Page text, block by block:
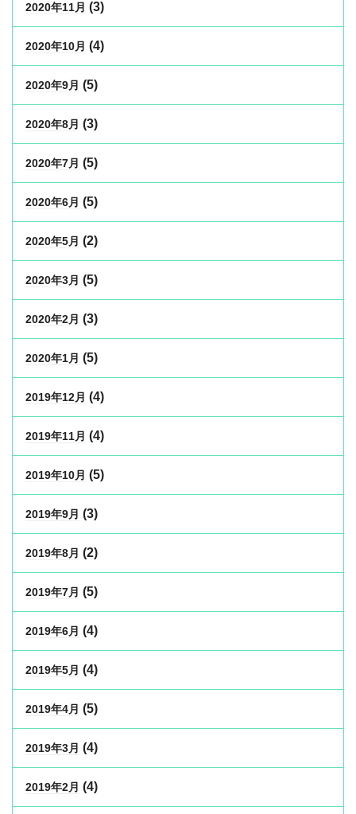
2020年11月 (3)
2020年10月 (4)
2020年9月 (5)
2020年8月 (3)
2020年7月 (5)
2020年6月 (5)
2020年5月 (2)
2020年3月 (5)
2020年2月 (3)
2020年1月 (5)
2019年12月 (4)
2019年11月 (4)
2019年10月 (5)
2019年9月 (3)
2019年8月 (2)
2019年7月 (5)
2019年6月 (4)
2019年5月 (4)
2019年4月 (5)
2019年3月 (4)
2019年2月 (4)